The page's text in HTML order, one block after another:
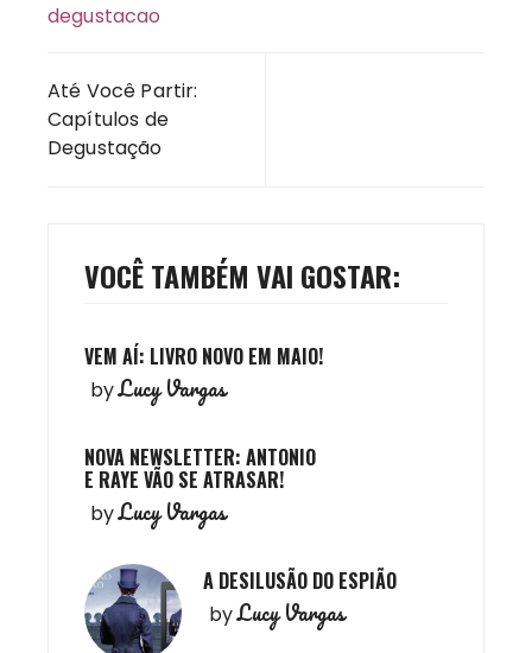
degustacao
de
Post
Até Você Partir:
Capítulos de
Degustação
VOCÊ TAMBÉM VAI GOSTAR:
VEM AÍ: LIVRO NOVO EM MAIO!
byLucy Vargas
NOVA NEWSLETTER: ANTONIO
E RAYE VÃO SE ATRASAR!
byLucy Vargas
A DESILUSÃO DO ESPIÃO
byLucy Vargas